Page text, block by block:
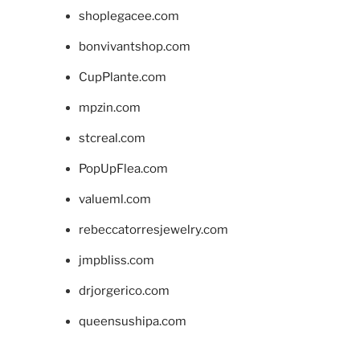
shoplegacee.com
bonvivantshop.com
CupPlante.com
mpzin.com
stcreal.com
PopUpFlea.com
valueml.com
rebeccatorresjewelry.com
jmpbliss.com
drjorgerico.com
queensushipa.com